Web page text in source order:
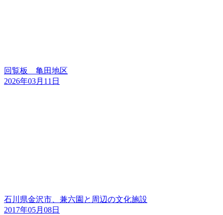
回覧板 亀田地区
2026年03月11日
石川県金沢市、兼六園と周辺の文化施設
2017年05月08日